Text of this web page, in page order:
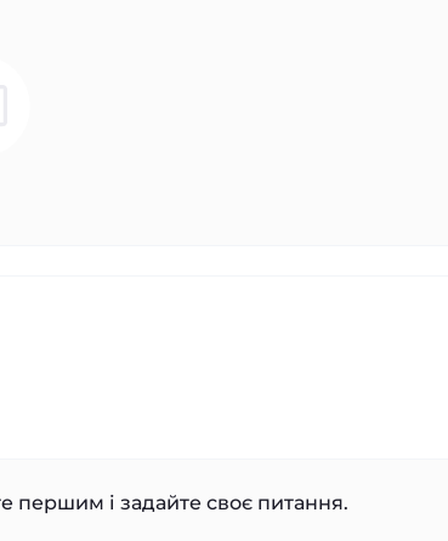
першим і задайте своє питання.